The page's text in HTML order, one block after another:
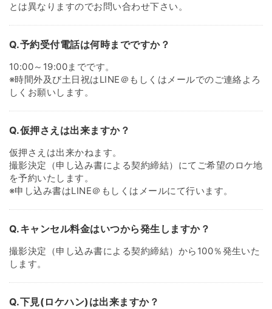
とは異なりますのでお問い合わせ下さい。
Q.予約受付電話は何時までですか？
10:00～19:00までです。
※時間外及び土日祝はLINE＠もしくはメールでのご連絡よろ
しくお願いします。
Q.仮押さえは出来ますか？
仮押さえは出来かねます。
撮影決定（申し込み書による契約締結）にてご希望のロケ地
を予約いたします。
※申し込み書はLINE＠もしくはメールにて行います。
Q.キャンセル料金はいつから発生しますか？
撮影決定（申し込み書による契約締結）から100％発生いた
します。
Q.下見(ロケハン)は出来ますか？